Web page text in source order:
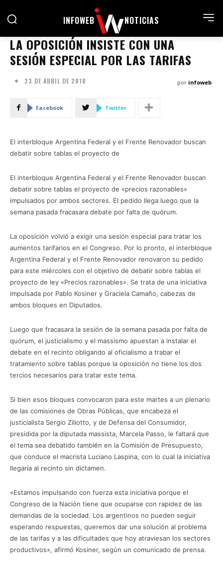
INFOWEB NOTICIAS
LA OPOSICIÓN INSISTE CON UNA
SESIÓN ESPECIAL POR LAS TARIFAS
23 DE ABRIL DE 2018 por infoweb
Facebook Twitter
El interbloque Argentina Federal y el Frente Renovador buscan
debatir sobre tablas el proyecto de
El interbloque Argentina Federal y el Frente Renovador buscan
debatir sobre tablas el proyecto de «precios razonables»
impulsados por ambos sectores. El pedido llega luego que la
semana pasada fracasara debate por falta de quórum.
La oposición volvió a exigir una sesión especial para tratar los
aumentos tarifarios en el Congreso. Por lo pronto, el interbloque
Argentina Federal y el Frente Renovador renovaron su pedido
para este miércoles con el objetivo de debatir sobre tablas el
proyecto de ley «Precios razonables». Se trata de una iniciativa
impulsada por Pablo Kosiner y Graciela Camaño, cabezas de
ambos bloques en Diputados.
Luego que fracasara la sesión de la semana pasada por falta de
quórum, el justicialismo y el massismo apuestan a instalar el
debate en el recinto obligando al oficialismo a trabar el
tratamiento sobre tablas porque la oposición no tiene los dos
tercios necesarios para tratar este tema.
Si bien esos bloques convocaron para este martes a un plenario
de las comisiones de Obras Públicas, que encabeza el
justicialista Sergio Ziliotto, y de Defensa del Consumidor,
presidida por la diputada massista, Marcela Passo, le faltará que
el tema sea debatido también en la Comisión de Presupuesto,
que conduce el macrista Luciano Laspina, con lo cual la iniciativa
llegaría al recinto sin dictamen.
«Estamos impulsando con fuerza esta iniciativa porque el
Congreso de la Nación tiene que ocuparse con rapidez de las
demandas de la sociedad. Los argentinos no pueden seguir
esperando respuestas, queremos dar una solución al problema
de las tarifas y a las dificultades que hoy atraviesan los sectores
productivos», afirmó Kosiner, según un comunicado de prensa.